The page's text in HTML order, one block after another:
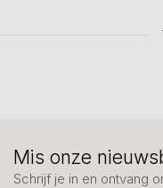
Mis onze
Schrijf je in en ontvang